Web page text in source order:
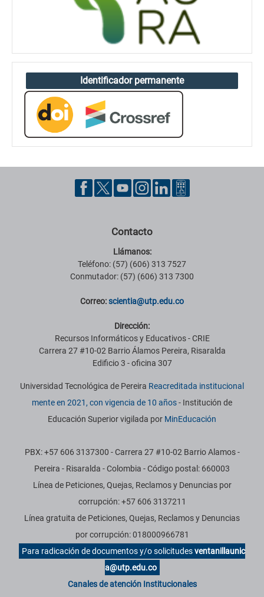
Identificador permanente
Contacto
Llámanos:
Teléfono: (57) (606) 313 7527
Conmutador: (57) (606) 313 7300
Correo:scientia@utp.edu.co
Dirección:
Recursos Informáticos y Educativos - CRIE
Carrera 27 #10-02 Barrio Álamos Pereira, Risaralda
Edificio 3 - oficina 307
Universidad Tecnológica de Pereira Reacreditada institucional
mente en 2021, con vigencia de 10 años- Institución de
Educación Superior vigilada por MinEducación
PBX: +57 606 3137300 - Carrera 27 #10-02 Barrio Alamos -
Pereira - Risaralda - Colombia - Código postal: 660003
Línea de Peticiones, Quejas, Reclamos y Denuncias por
corrupción: +57 606 3137211
Línea gratuita de Peticiones, Quejas, Reclamos y Denuncias
por corrupción: 018000966781
Para radicación de documentos y/o solicitudesventanillaunic
a@utp.edu.co
Canales de atención Institucionales